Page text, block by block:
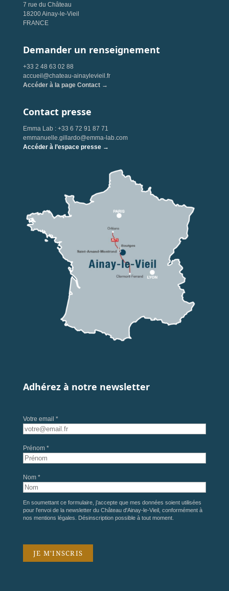
7 rue du Château
18200 Ainay-le-Vieil
FRANCE
Demander un renseignement
+33 2 48 63 02 88
accueil@chateau-ainaylevieil.fr
Accéder à la page Contact →
Contact presse
Emma Lab : +33 6 72 91 87 71
emmanuelle.gillardo@emma-lab.com
Accéder à l’espace presse →
Adhérez à notre newsletter
Votre email *
Prénom *
Nom *
En soumettant ce formulaire, j'accepte que mes données soient utilisées
pour l'envoi de la newsletter du Château d'Ainay-le-Vieil, conformément à
nos mentions légales . Désinscription possible à tout moment.